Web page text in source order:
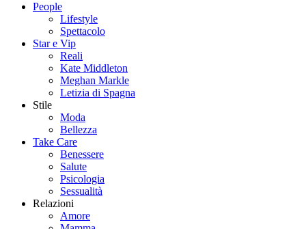
People
Lifestyle
Spettacolo
Star e Vip
Reali
Kate Middleton
Meghan Markle
Letizia di Spagna
Stile
Moda
Bellezza
Take Care
Benessere
Salute
Psicologia
Sessualità
Relazioni
Amore